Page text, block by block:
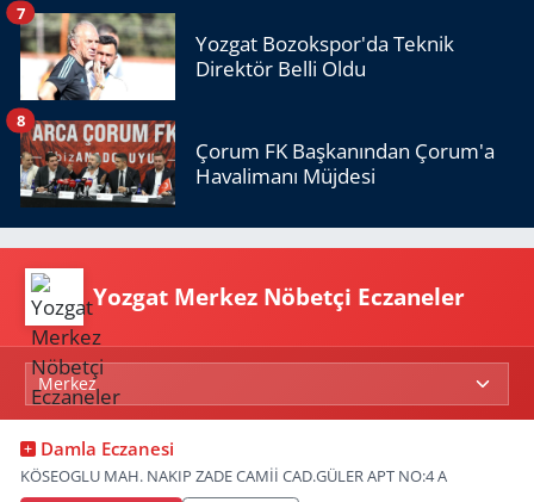
Yozgat Bozokspor'da Teknik
Direktör Belli Oldu
7
Çorum FK Başkanından Çorum'a
Havalimanı Müjdesi
8
Yozgat Merkez Nöbetçi Eczaneler
Damla Eczanesi
KÖSEOGLU MAH. NAKIP ZADE CAMİİ CAD.GÜLER APT NO:4 A